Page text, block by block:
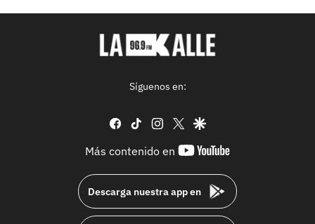
Síguenos en:
facebook
tiktok instagram
twittergoogle
Más contenido en
youtube-
Descarga nuestra app en